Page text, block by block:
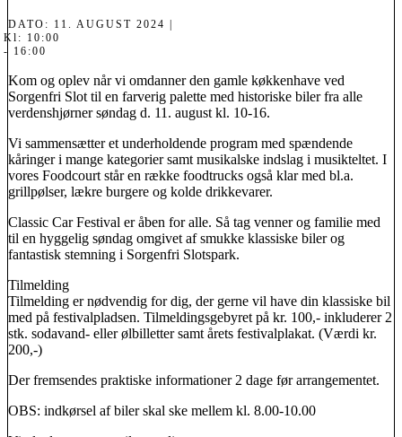
DATO: 11. AUGUST 2024 |
Kl: 10:00
- 16:00
Kom og oplev når vi omdanner den gamle køkkenhave ved
Sorgenfri Slot til en farverig palette med historiske biler fra alle
verdenshjørner søndag d. 11. august kl. 10-16.
Vi sammensætter et underholdende program med spændende
kåringer i mange kategorier samt musikalske indslag i musikteltet. I
vores Foodcourt står en række foodtrucks også klar med bl.a.
grillpølser, lækre burgere og kolde drikkevarer.
Classic Car Festival er åben for alle. Så tag venner og familie med
til en hyggelig søndag omgivet af smukke klassiske biler og
fantastisk stemning i Sorgenfri Slotspark.
Tilmelding
Tilmelding er nødvendig for dig, der gerne vil have din klassiske bil
med på festivalpladsen. Tilmeldingsgebyret på kr. 100,- inkluderer 2
stk. sodavand- eller ølbilletter samt årets festivalplakat. (Værdi kr.
200,-)
Der fremsendes praktiske informationer 2 dage før arrangementet.
OBS: indkørsel af biler skal ske mellem kl. 8.00-10.00